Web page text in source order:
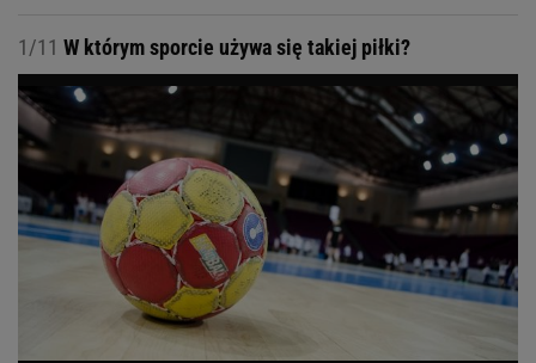
1/11 W którym sporcie używa się takiej piłki?